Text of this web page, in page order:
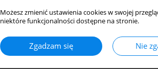
Możesz zmienić ustawienia cookies w swojej
niektóre funkcjonalności dostępne na stronie.
Zgadzam się Nie